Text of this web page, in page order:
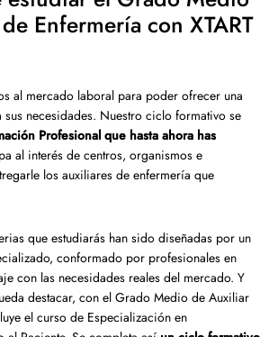
Enfermería con XTART
al mercado laboral para poder ofrecer una
necesidades. Nuestro ciclo formativo se
Profesional que hasta ahora has
al interés de centros, organismos e
los auxiliares de enfermería que
que estudiarás han sido diseñadas por un
conformado por profesionales en
con las necesidades reales del mercado. Y
destacar, con el Grado Medio de Auxiliar
el curso de Especialización en